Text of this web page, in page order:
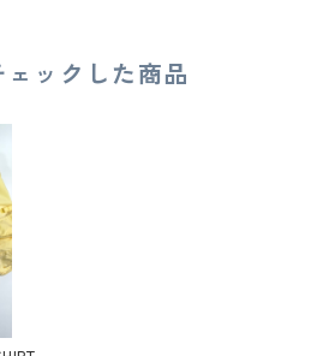
ェックした商品